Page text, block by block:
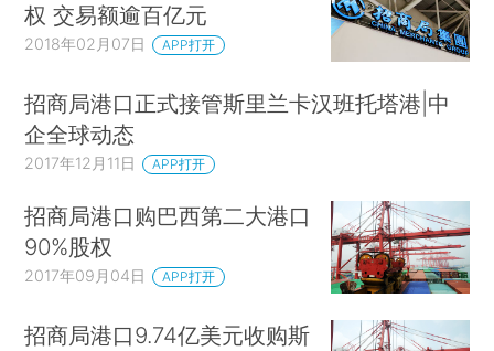
权 交易额逾百亿元
2018年02月07日 APP打开
招商局港口正式接管斯里兰卡汉班托塔港|中
企全球动态
2017年12月11日 APP打开
招商局港口购巴西第二大港口
90%股权
2017年09月04日 APP打开
招商局港口9.74亿美元收购斯